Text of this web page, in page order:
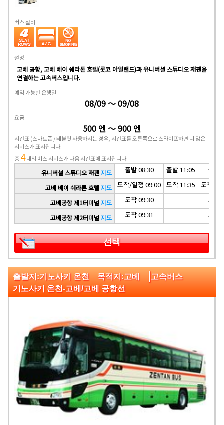
버스 설비
설명
고베 공항, 고베 베이 쉐라톤 호텔(롯코 아일랜드)과 유니버셜 스튜디오 재팬을
연결하는 고속버스입니다.
예약 가능한 운행일
08/09 ～ 09/08
요금
500 엔 ～ 900 엔
시간표 (스마트폰 / 태블릿 사용하시는 경우, 시간표를 오른쪽으로 스와이프하면 더 많은
서비스가 표시됩니다.
총4대의 버스 서비스가 다음 시간표에 표시됩니다.
유니버설 스튜디오 재팬지도 출발 08:30 출발 11:05 출발
고베 베이 쉐라톤 호텔지도 도착/일정 09:00 도착 11:35 도착/일
고베공항 제1터미널 지도 도착 09:30 도착
고베공항 제2터미널 지도 도착 09:31 도착
선택
출발지:기노사키 온천 목적지:고베 |고속버스
기노사키 온천-고베/고베 공항선